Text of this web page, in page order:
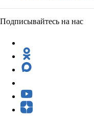
Подписывайтесь на нас